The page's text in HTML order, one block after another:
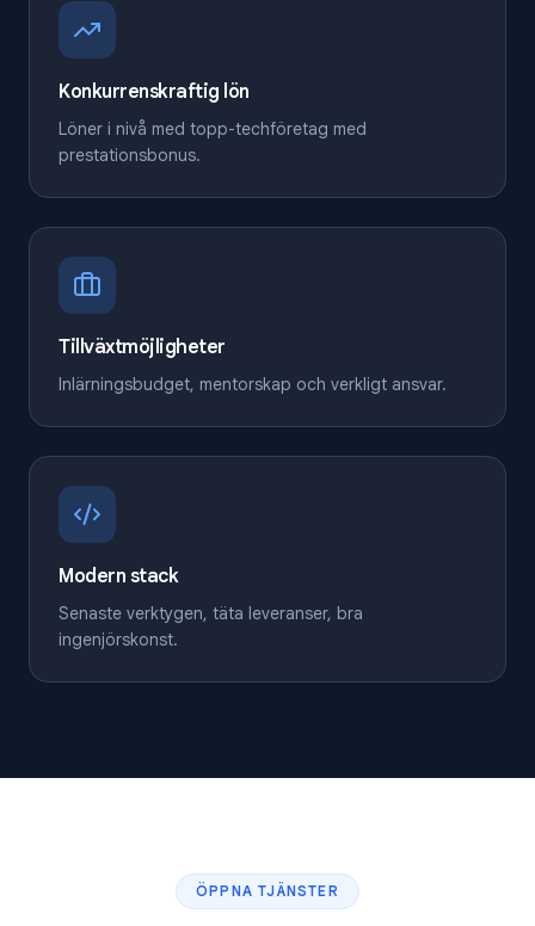
Konkurrenskraftig lön
Löner i nivå med topp-techföretag med
prestationsbonus.
Tillväxtmöjligheter
Inlärningsbudget, mentorskap och verkligt ansvar.
Modern stack
Senaste verktygen, täta leveranser, bra
ingenjörskonst.
ÖPPNA TJÄNSTER